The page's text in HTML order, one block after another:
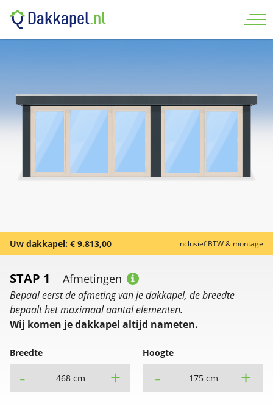
Uw dakkapel: € 9.813,00 inclusief BTW & montage
STAP 1 Afmetingen
Bepaal eerst de afmeting van je dakkapel, de breedte
bepaalt het maximaal aantal elementen.
Wij komen je dakkapel altijd nameten.
Breedte
- 468 cm +
Hoogte
- 175 cm +